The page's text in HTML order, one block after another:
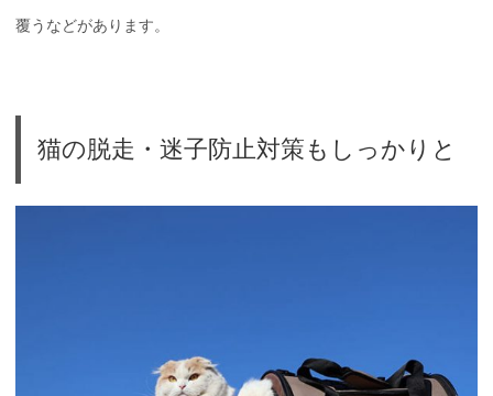
覆うなどがあります。
猫の脱走・迷子防止対策もしっかりと